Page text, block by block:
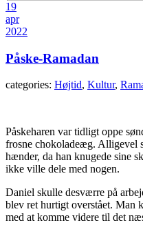
19
apr
2022
Påske-Ramadan
categories: Højtid, Kultur,
Påskeharen var tidligt oppe
frosne chokoladeæg. Alligevel
hænder, da han knugede sine
ikke ville dele med nogen.
Daniel skulle desværre på
blev ret hurtigt overstået. Man
med at komme videre til det